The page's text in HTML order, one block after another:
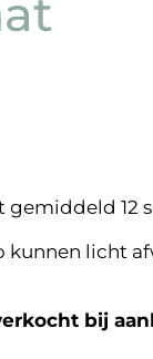
gemiddeld 12
kunnen licht
bij